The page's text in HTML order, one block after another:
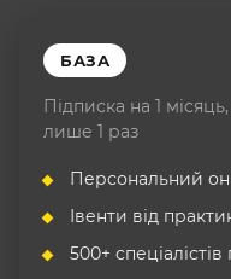
БАЗА
Підписка на 1
лише 1 раз
Персональний
Івенти від
500+